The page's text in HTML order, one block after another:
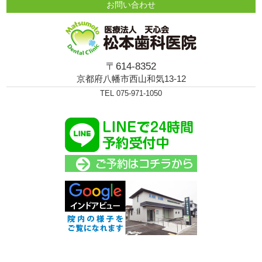
お問い合わせ
〒614-8352
京都府八幡市西山和気13-12
TEL 075-971-1050